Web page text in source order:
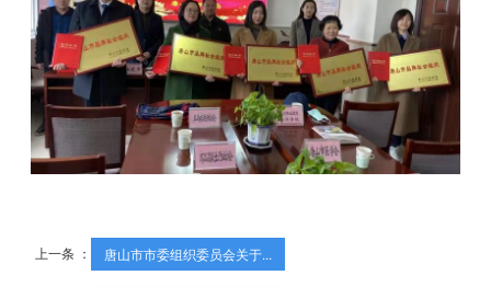
上一条 ： 唐山市市委组织委员会关于...